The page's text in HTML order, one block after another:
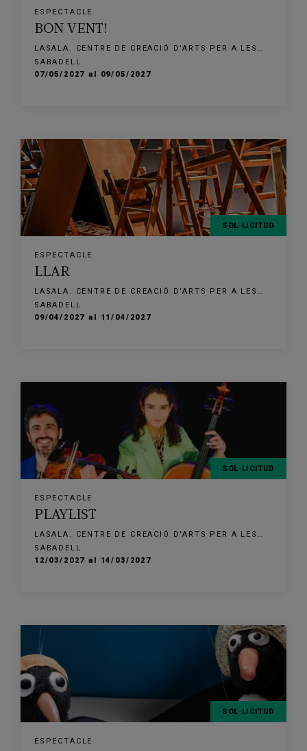
ESPECTACLE
BON VENT!
LASALA. CENTRE DE CREACIÓ D'ARTS PER A LES
FAMÍLIES
SABADELL
07/05/2027 al 09/05/2027
SOL·LICITUD
ESPECTACLE
LLAR
LASALA. CENTRE DE CREACIÓ D'ARTS PER A LES
FAMÍLIES
SABADELL
09/04/2027 al 11/04/2027
SOL·LICITUD
ESPECTACLE
PLAYLIST
LASALA. CENTRE DE CREACIÓ D'ARTS PER A LES
FAMÍLIES
SABADELL
12/03/2027 al 14/03/2027
SOL·LICITUD
ESPECTACLE